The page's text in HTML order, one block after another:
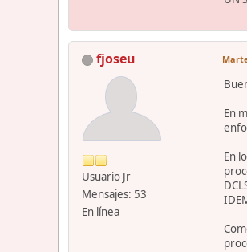
fjoseu
Usuario Jr
Mensajes: 53
En línea
En
En